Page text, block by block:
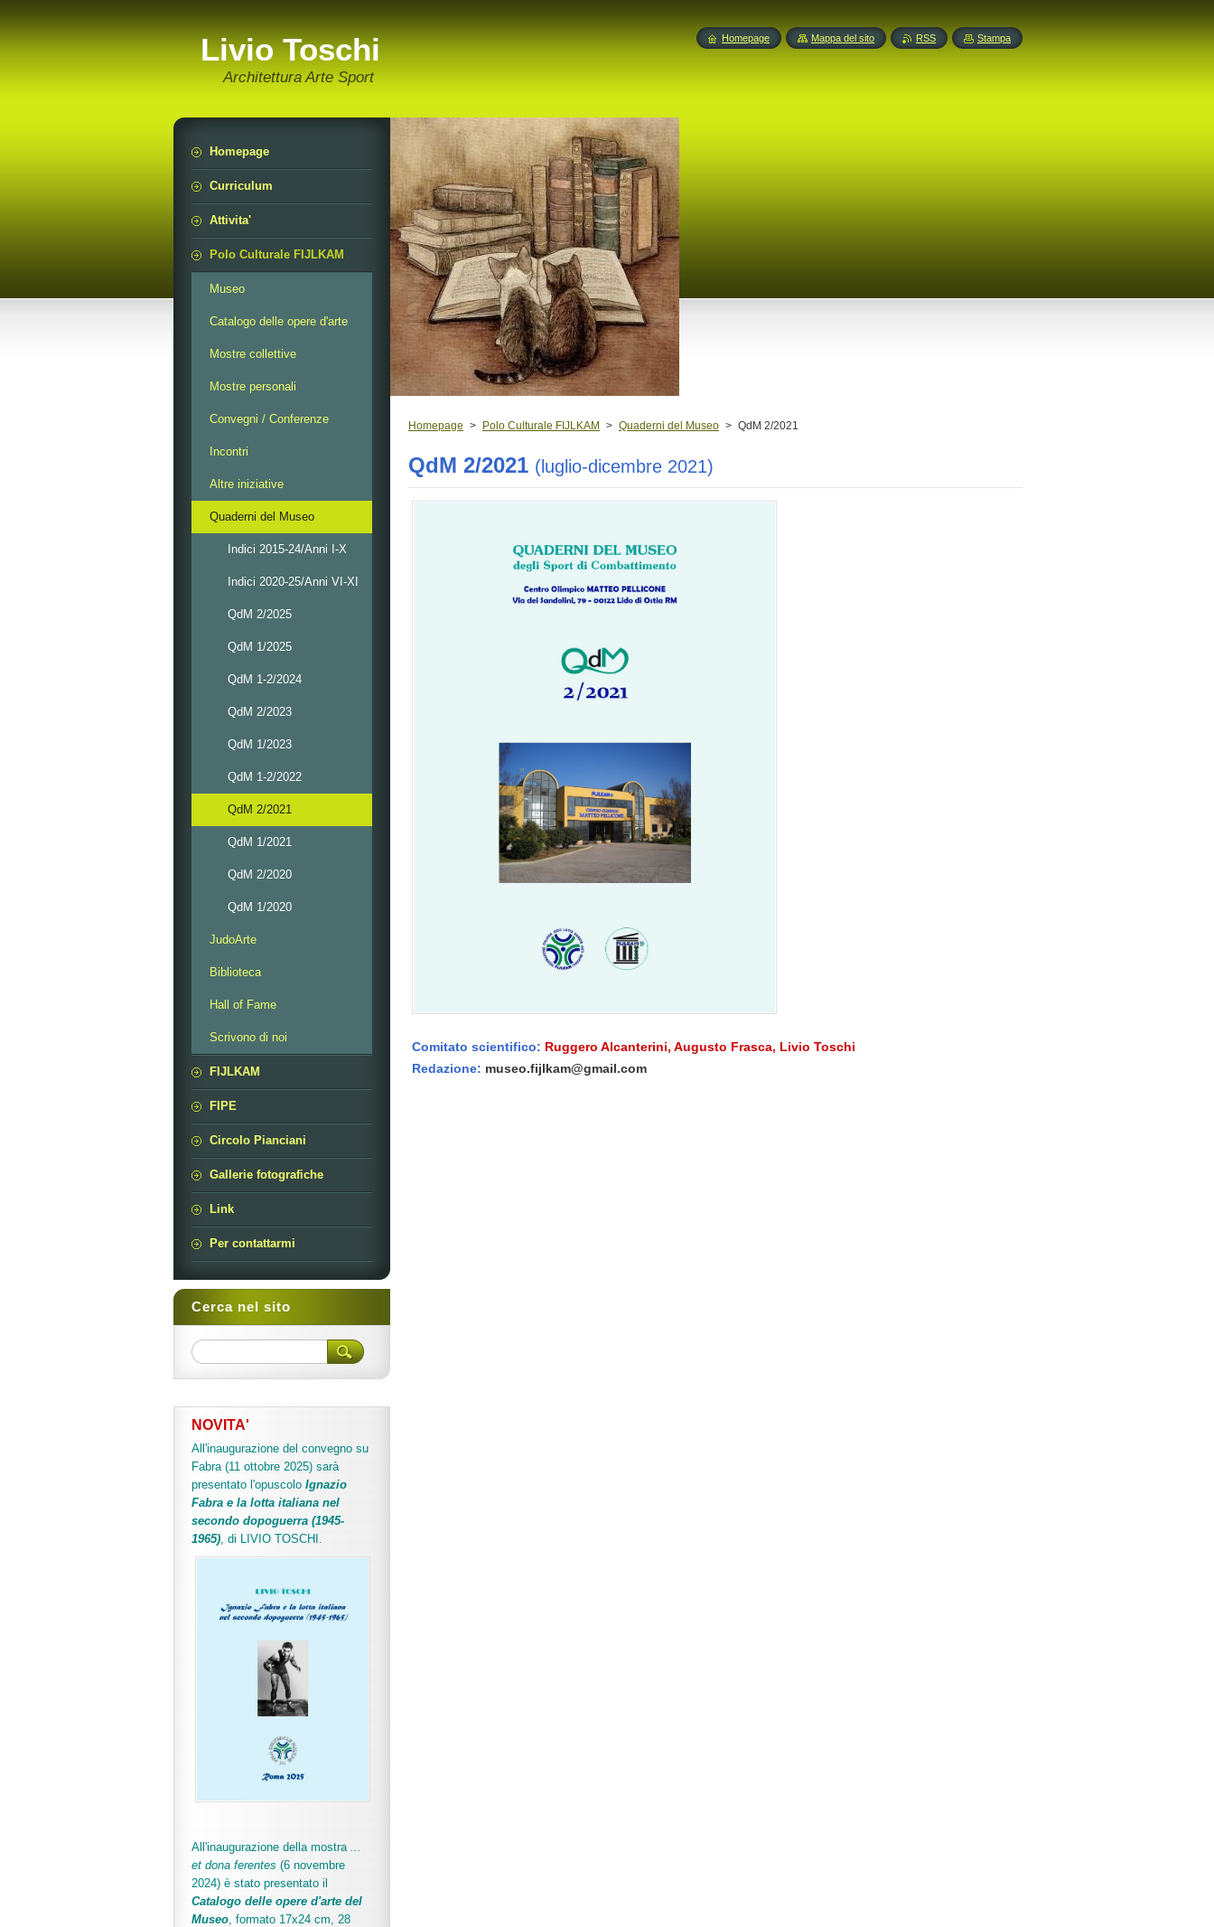
Livio Toschi
Architettura Arte Sport
Homepage > Polo Culturale FIJLKAM > Quaderni del Museo > QdM 2/2021
QdM 2/2021 (luglio-dicembre 2021)
Comitato scientifico: Ruggero Alcanterini, Augusto Frasca, Livio Toschi
Redazione: museo.fijlkam@gmail.com
Homepage
Curriculum
Attivita'
Polo Culturale FIJLKAM
Museo
Catalogo delle opere d'arte
Mostre collettive
Mostre personali
Convegni / Conferenze
Incontri
Altre iniziative
Quaderni del Museo
Indici 2015-24/Anni I-X
Indici 2020-25/Anni VI-XI
QdM 2/2025
QdM 1/2025
QdM 1-2/2024
QdM 2/2023
QdM 1/2023
QdM 1-2/2022
QdM 2/2021
QdM 1/2021
QdM 2/2020
QdM 1/2020
JudoArte
Biblioteca
Hall of Fame
Scrivono di noi
FIJLKAM
FIPE
Circolo Pianciani
Gallerie fotografiche
Link
Per contattarmi
Cerca nel sito
NOVITA'
All'inaugurazione del convegno su
Fabra (11 ottobre 2025) sarà
presentato l'opuscolo Ignazio
Fabra e la lotta italiana nel
secondo dopoguerra (1945-
1965), di LIVIO TOSCHI.
All'inaugurazione della mostra ...
et dona ferentes (6 novembre
2024) è stato presentato il
Catalogo delle opere d'arte del
Museo, formato 17x24 cm, 28
Homepage Mappa del sito RSS Stampa